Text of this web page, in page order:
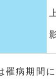
罹病期間